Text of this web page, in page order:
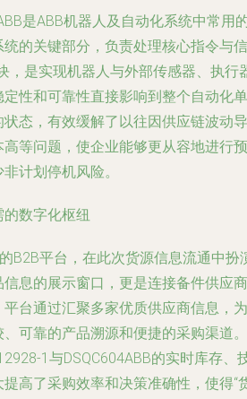
是ABB机器人及自动化系统中常用
的关键部分，负责处理核心指令与信
，是实现机器人与外部传感器、执行
性和可靠性直接影响到整个自动化单
态，有效缓解了以往因供应链波动导
等问题，使企业能够更从容地进行预
计划停机风险。
数字化枢纽
B2B平台，在此次货源信息流通中扮
息的展示窗口，更是连接备件供应商
台通过汇聚多家优质供应商信息，为
可靠的产品溯源和便捷的采购渠道。
1与DSQC604ABB的实时库存、
高了采购效率和决策准确性，使得“